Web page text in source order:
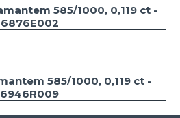
585/1000, 0,119 ct -
585/1000, 0,119 ct -